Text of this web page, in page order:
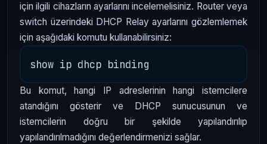
için ilgili cihazların ayarlarını incelemelisiniz. Router veya
switch üzerindeki DHCP Relay ayarlarını gözlemlemek
için aşağıdaki komutu kullanabilirsiniz:
Bu komut, hangi IP adreslerinin hangi istemcilere
atandığını gösterir ve DHCP sunucusunun ve
istemcilerin doğru bir şekilde yapılandırılıp
yapılandırılmadığını değerlendirmenizi sağlar.